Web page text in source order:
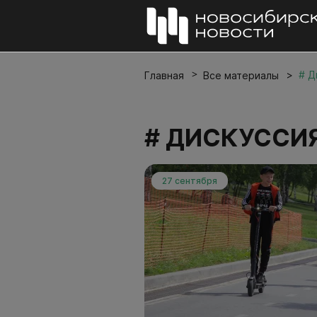
Главная Все материалы #
#
27 сентября